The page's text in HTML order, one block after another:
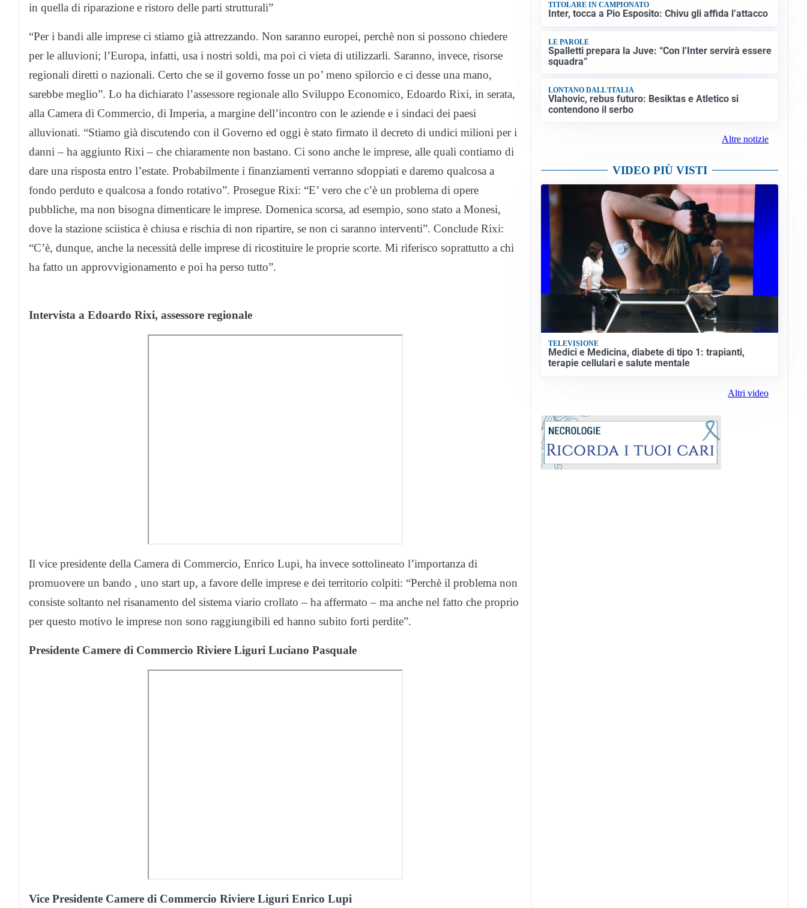
in quella di riparazione e ristoro delle parti strutturali”
“Per i bandi alle imprese ci stiamo già attrezzando. Non saranno europei, perchè non si possono chiedere
per le alluvioni; l’Europa, infatti, usa i nostri soldi, ma poi ci vieta di utilizzarli. Saranno, invece, risorse
regionali diretti o nazionali. Certo che se il governo fosse un po’ meno spilorcio e ci desse una mano,
sarebbe meglio”. Lo ha dichiarato l’assessore regionale allo Sviluppo Economico, Edoardo Rixi, in serata,
alla Camera di Commercio, di Imperia, a margine dell’incontro con le aziende e i sindaci dei paesi
alluvionati. “Stiamo già discutendo con il Governo ed oggi è stato firmato il decreto di undici milioni per i
danni – ha aggiunto Rixi – che chiaramente non bastano. Ci sono anche le imprese, alle quali contiamo di
dare una risposta entro l’estate. Probabilmente i finanziamenti verranno sdoppiati e daremo qualcosa a
fondo perduto e qualcosa a fondo rotativo”. Prosegue Rixi: “E’ vero che c’è un problema di opere
pubbliche, ma non bisogna dimenticare le imprese. Domenica scorsa, ad esempio, sono stato a Monesi,
dove la stazione sciistica è chiusa e rischia di non ripartire, se non ci saranno interventi”. Conclude Rixi:
“C’è, dunque, anche la necessità delle imprese di ricostituire le proprie scorte. Mi riferisco soprattutto a chi
ha fatto un approvvigionamento e poi ha perso tutto”.
Intervista a Edoardo Rixi, assessore regionale
Il vice presidente della Camera di Commercio, Enrico Lupi, ha invece sottolineato l’importanza di
promuovere un bando , uno start up, a favore delle imprese e dei territorio colpiti: “Perchè il problema non
consiste soltanto nel risanamento del sistema viario crollato – ha affermato – ma anche nel fatto che proprio
per questo motivo le imprese non sono raggiungibili ed hanno subito forti perdite”.
Presidente Camere di Commercio Riviere Liguri Luciano Pasquale
Vice Presidente Camere di Commercio Riviere Liguri Enrico Lupi
TITOLARE IN CAMPIONATO
Inter, tocca a Pio Esposito: Chivu gli affida l’attacco
LE PAROLE
Spalletti prepara la Juve: “Con l’Inter servirà essere
squadra”
LONTANO DALL'ITALIA
Vlahovic, rebus futuro: Besiktas e Atletico si
contendono il serbo
Altre notizie
VIDEO PIÙ VISTI
TELEVISIONE
Medici e Medicina, diabete di tipo 1: trapianti,
terapie cellulari e salute mentale
Altri video